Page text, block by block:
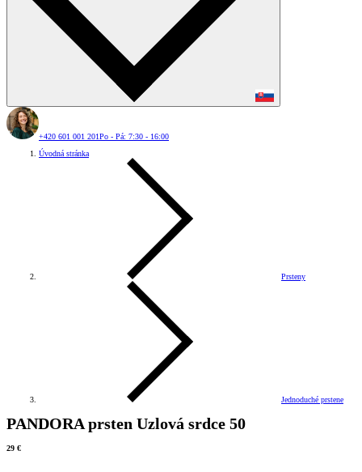
+420 601 001 201Po - Pá: 7:30 - 16:00
Úvodná stránka
Prsteny
Jednoduché prstene
PANDORA prsten Uzlová srdce 50
29 €